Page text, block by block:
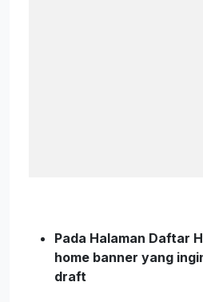
Pada Halaman Daftar
home banner yang
draft